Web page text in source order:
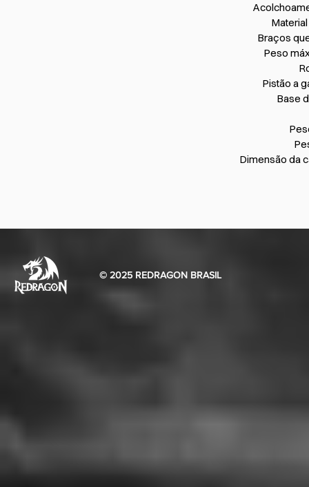
Braços
Peso
Pistão a
Base
Dimensão da
© 2025 REDRAGON BRASIL